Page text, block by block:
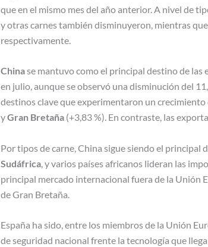
que en el mismo mes del año anterior. A nivel de
y otras carnes también disminuyeron, mientras
respectivamente.
Chinase mantuvo como el principal destino de las
en julio, aunque se observó una disminución del
destinos clave que experimentaron un
yGran Bretaña (+3,83 %). En contraste, las
Por tipos de carne, China sigue siendo el principal
Sudáfrica, y varios países africanos lideran las
principal mercado internacional fuera de la Unión
de Gran Bretaña.
España ha sido, entre los miembros de la Unión
de seguridad nacional frente la tecnología que